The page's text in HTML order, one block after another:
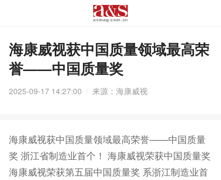
海康威视获中国质量领域最高荣
誉——中国质量奖
2025-09-17 14:27:00 来源：海康威视
海康威视获中国质量领域最高荣誉——中国质量
奖 浙江省制造业首个！ 海康威视荣获中国质量奖
海康威视荣获第五届中国质量奖 系浙江制造业首